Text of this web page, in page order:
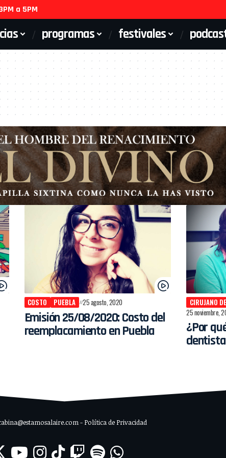
a 5PM
programas festivales
COSTO PUEBLA 25 agosto, 2020
Emisión 25/08/2020: Costo del
reemplacamiento en Puebla
CIRUJANO
25 noviembre,
¿Por
- Política de Privacidad